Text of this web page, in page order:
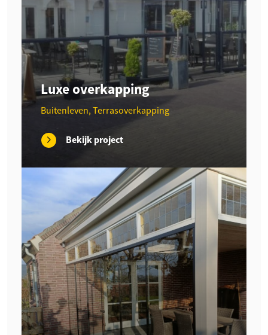
Luxe overkapping
Buitenleven, Terrasoverkapping
Bekijk project